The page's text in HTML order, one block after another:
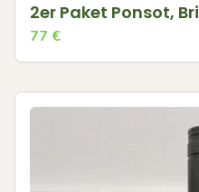
2er Paket Ponsot,
77 €